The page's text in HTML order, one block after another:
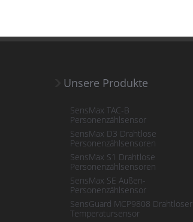
Unsere Produkte
SensMax TAC-B
Personenzählsensor
SensMax D3 Drahtlose
Personenzählsensoren
SensMax S1 Drahtlose
Personenzählsensoren
SensMax SE Außen-
Personenzählsensor
SensGuard MCP9808 Drahtloser
Temperatursensor